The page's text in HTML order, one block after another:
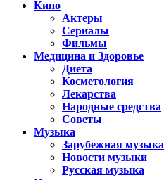
Кино
Актеры
Сериалы
Фильмы
Медицина и Здоровье
Диета
Косметология
Лекарства
Народные средства
Советы
Музыка
Зарубежная музыка
Новости музыки
Русская музыка